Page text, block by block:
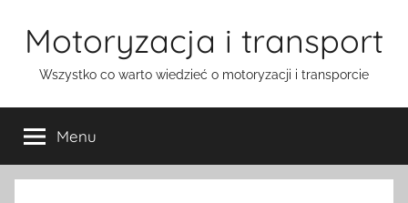
Motoryzacja i transport
Wszystko co warto wiedzieć o motoryzacji i transporcie
Menu